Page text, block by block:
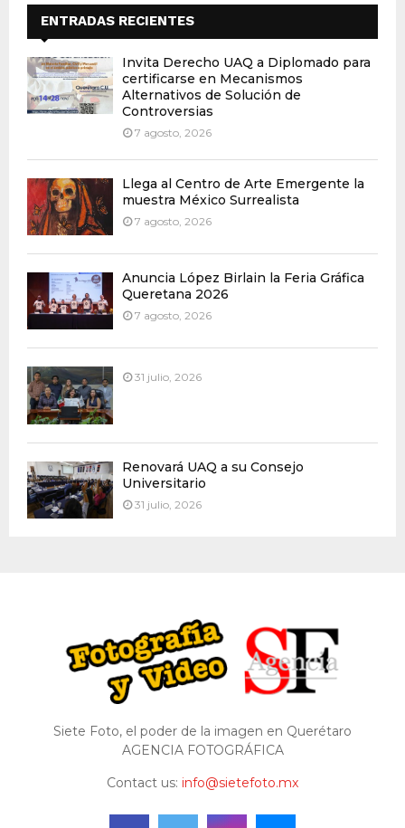
ENTRADAS RECIENTES
Invita Derecho UAQ a Diplomado para
certificarse en Mecanismos
Alternativos de Solución de
Controversias
7 agosto, 2026
Llega al Centro de Arte Emergente la
muestra México Surrealista
7 agosto, 2026
Anuncia López Birlain la Feria Gráfica
Queretana 2026
7 agosto, 2026
31 julio, 2026
Renovará UAQ a su Consejo
Universitario
31 julio, 2026
Siete Foto, el poder de la imagen en Querétaro
AGENCIA FOTOGRÁFICA
Contact us: info@sietefoto.mx